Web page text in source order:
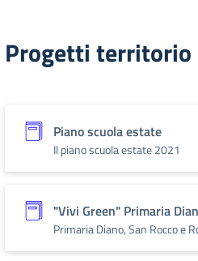
Progetti territorio
Piano scuola estate
Il piano scuola estate 2021
"Vivi Green" Primaria
Primaria Diano, San Rocco e